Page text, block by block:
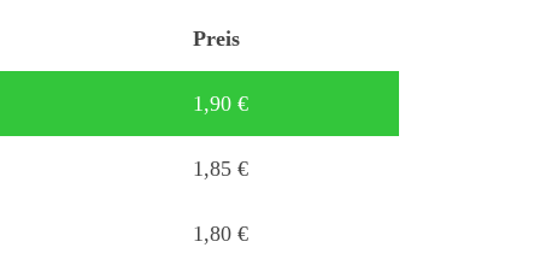
Preis
1,90 €
1,85 €
1,80 €